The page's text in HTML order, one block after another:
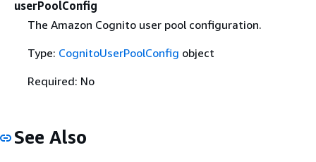
userPoolConfig
The Amazon Cognito user pool configuration.
Type: CognitoUserPoolConfig object
Required: No
See Also